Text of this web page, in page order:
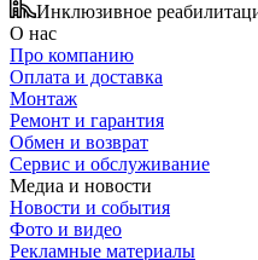
Инклюзивное
О нас
Про компанию
Оплата и доставка
Монтаж
Ремонт и гарантия
Обмен и возврат
Сервис и обслуживание
Медиа и новости
Новости и события
Фото и видео
Рекламные материалы